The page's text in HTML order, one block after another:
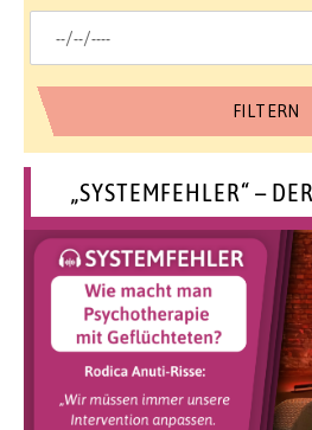
„SYSTEMFEHLER“ –